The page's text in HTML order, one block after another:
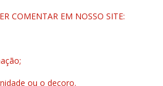
COMENTAR EM NOSSO SITE:
ou o decoro.